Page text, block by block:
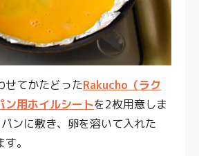
せてかたどったRakucho（ラク
ン用ホイルシートを2枚用意しま
ンに敷き、卵を溶いて入れた
。